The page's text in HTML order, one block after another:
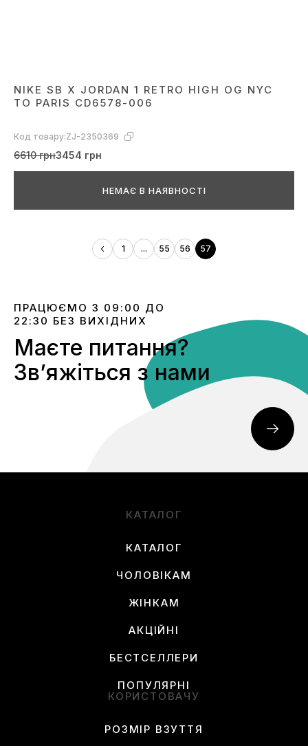
NIKE SB X JORDAN 1 RETRO HIGH OG NYC
TO PARIS CD6578-006
Код товару:ZJ-2350369
6610 грн3454 грн
НЕМАЄ В НАЯВНОСТІ
1 ... 55 56 57
ПРАЦЮЄМО З 09:00 ДО
22:30 БЕЗ ВИХІДНИХ
Маєте питання?
Звʼяжіться з нами
КАТАЛОГ
КАТАЛОГ
ЧОЛОВІКАМ
ЖІНКАМ
АКЦІЙНІ
БЕСТСЕЛЛЕРИ
ПОПУЛЯРНІ
КОРИСТОВАЧУ
РОЗМІР ВЗУТТЯ